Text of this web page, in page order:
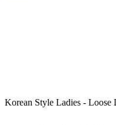
Korean Style Ladies - Loose